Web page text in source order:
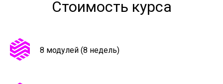
Стоимость курса
8 модулей (8 недель)